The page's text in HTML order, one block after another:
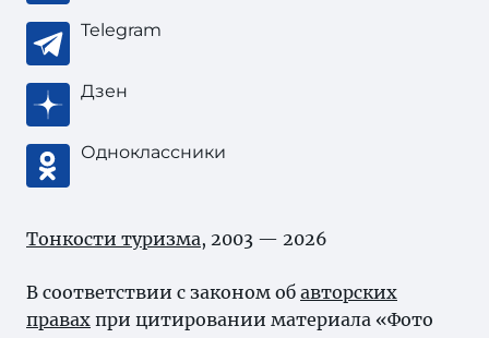
Telegram
Дзен
Одноклассники
Тонкости туризма, 2003 — 2026
В соответствии с законом об авторских
правах при цитировании материала «Фото